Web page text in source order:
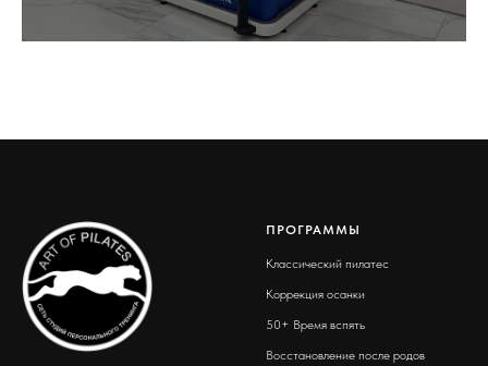
ПРОГРАММЫ
Классический пилатес
Коррекция осанки
50+ Время вспять
Восстановление после родов